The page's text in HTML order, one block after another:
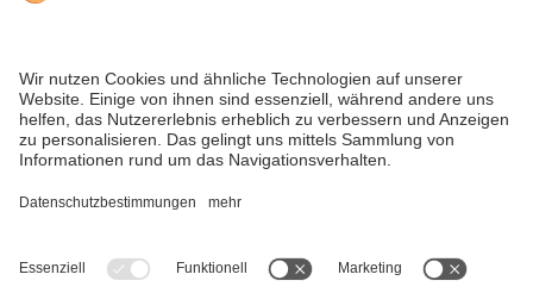
VIVODolomiti ist das Reiseportal für unvergesslichen
Bergurlaub – mit Unterkünften und Angeboten in den
Dolomiten, im UNESCO Weltnaturerbe.
Trotz genauer Arbeit und ständigem Aktualisieren der Inhalte, können Fehler
auftreten. Wir übernehmen keine Gewähr für die Richtigkeit und